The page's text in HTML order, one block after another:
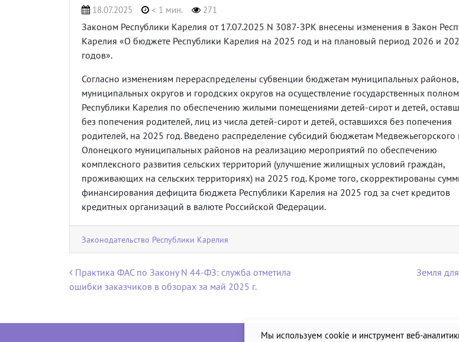
18.07.2025 < 1 мин. 271
Законом Республики Карелия от 17.07.2025 N 3087-ЗРК внесены изменения в Закон
Карелия «О бюджете Республики Карелия на 2025 год и на плановый период 2026 и
годов».
Согласно изменениям перераспределены субвенции бюджетам муниципальных районов,
муниципальных округов и городских округов на осуществление государственных
Республики Карелия по обеспечению жилыми помещениями детей-сирот и детей,
без попечения родителей, лиц из числа детей-сирот и детей, оставшихся без попечения
родителей, на 2025 год. Введено распределение субсидий бюджетам Медвежьегорского
Олонецкого муниципальных районов на реализацию мероприятий по обеспечению
комплексного развития сельских территорий (улучшение жилищных условий граждан,
проживающих на сельских территориях) на 2025 год. Кроме того, скорректированы
финансирования дефицита бюджета Республики Карелия на 2025 год за счет кредитов
кредитных организаций в валюте Российской Федерации.
Законодательство Республики Карелия
Навигация по записям
Практика ФАС по Закону N 44-ФЗ: служба отметила
ошибки заказчиков в обзорах за май 2025 г.
Земля
Мы используем cookie и инструмент веб-